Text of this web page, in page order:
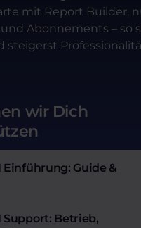
mit Report Builder,
Abonnements – so
steigerst
wir Dich
Einführung: Guide &
Support: Betrieb,